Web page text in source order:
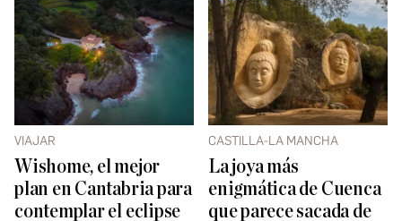
VIAJAR
Wishome, el mejor
plan en Cantabria para
contemplar el eclipse
CASTILLA-LA MANCHA
La joya más
enigmática de Cuenca
que parece sacada de